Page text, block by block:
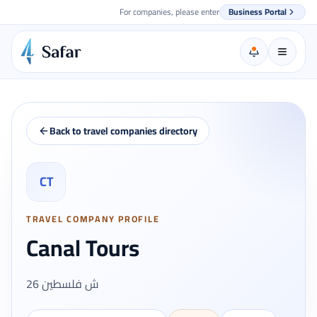
For companies, please enter Business Portal
Back to travel companies directory
CT
TRAVEL COMPANY PROFILE
Canal Tours
26 ش فلسطين